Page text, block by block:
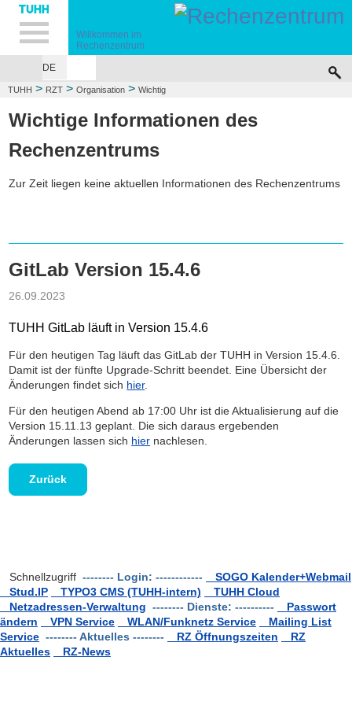
Hauptnavigation
Unternavigation
Inhalt
Suche
Willkommen im
Rechenzentrum
DE
TUHH > RZT > Organisation > Wichtig
Wichtige Informationen des
Rechenzentrums
GitLab Version 15.4.6
26.09.2023
TUHH GitLab läuft in Version 15.4.6
Für den heutigen Tag läuft das GitLab der TUHH in Version 15.4.6.
Damit ist der fünfte Upgrade-Schritt beendet. Eine Übersicht der
Änderungen findet sich hier.
Für den heutigen Abend ab 17:00 Uhr ist die Aktualisierung auf die
Version 15.11.13 geplant. Die sich daraus ergebenden
Änderungen lassen sich hier nachlesen.
Zurück
Schnellzugriff -------- Login: ------------
SOGO Kalender+Webmail
Stud.IP
TYPO3 CMS (TUHH-intern)
TUHH Cloud
Netzadressen-Verwaltung -------- Dienste: ----------
Passwort
ändern
VPN Service WLAN/Funknetz Service
Mailing List
Service -------- Aktuelles -------- RZ Öffnungszeiten
RZ
Aktuelles
RZ-News